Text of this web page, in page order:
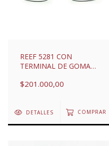
REEF 5281 CON
TERMINAL DE GOMA
$201.000,00
DETALLES COMPRAR